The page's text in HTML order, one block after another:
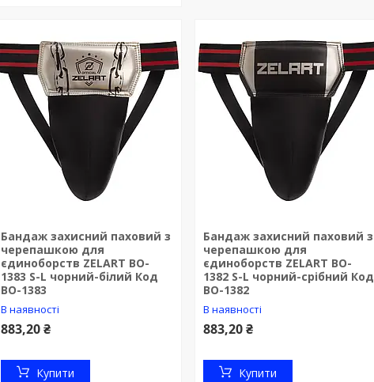
Бандаж захисний паховий з
черепашкою для
єдиноборств ZELART BO-
1383 S-L чорний-білий Код
BO-1383
В наявності
883,20 ₴
Купити
Бандаж захисний паховий з
черепашкою для
єдиноборств ZELART BO-
1382 S-L чорний-срібний Код
BO-1382
В наявності
883,20 ₴
Купити